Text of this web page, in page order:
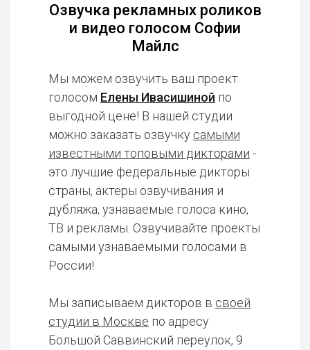
Озвучка рекламных роликов
и видео голосом Софии
Майлс
Мы можем озвучить ваш проект
голосом Елены Ивасишиной по
выгодной цене! В нашей студии
можно заказать озвучку самыми
известными топовыми дикторами -
это лучшие федеральные дикторы
страны, актеры озвучивания и
дубляжа, узнаваемые голоса кино,
ТВ и рекламы. Озвучивайте проекты
самыми узнаваемыми голосами в
России!
Мы записываем дикторов в своей
студии в Москве по адресу
Большой Саввинский переулок, 9